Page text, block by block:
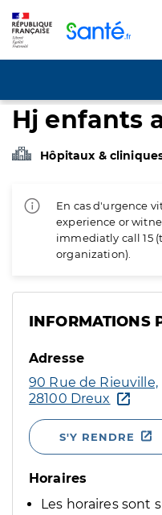
Hj enfants
Hôpitaux &
En cas d'urgence
experience or
immediatly call 15
organization).
INFORMATIONS
Adresse
90 Rue de Rieuville,
28100 Dreux
S'Y RENDRE
Horaires
Les horaires sont